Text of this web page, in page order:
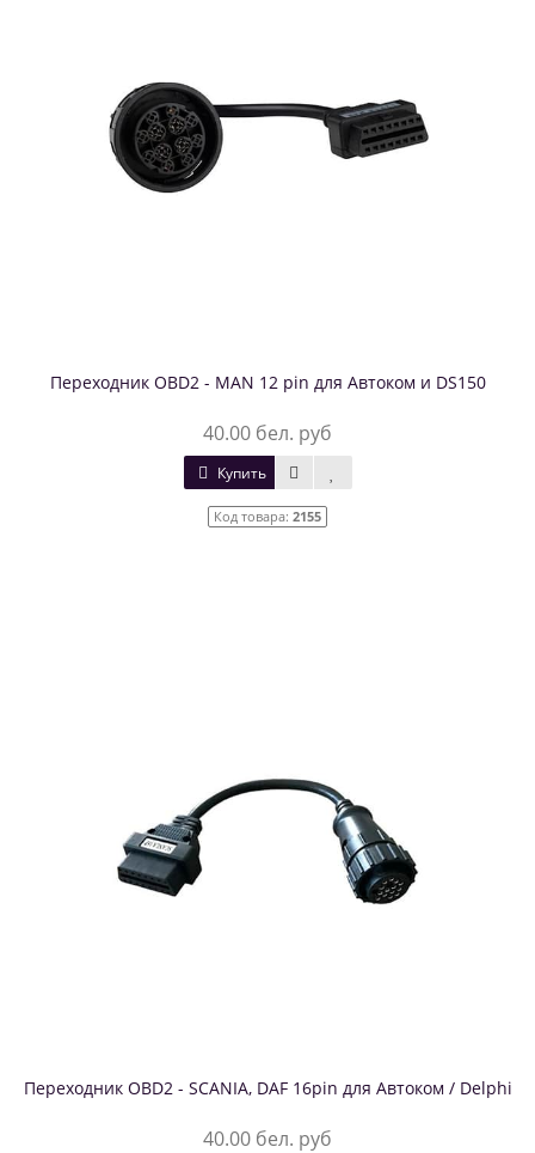
Переходник OBD2 - MAN 12 pin для Автоком и DS150
40.00 бел. руб
Купить
Код товара: 2155
Переходник OBD2 - SCANIA, DAF 16pin для Автоком / Delphi
40.00 бел. руб